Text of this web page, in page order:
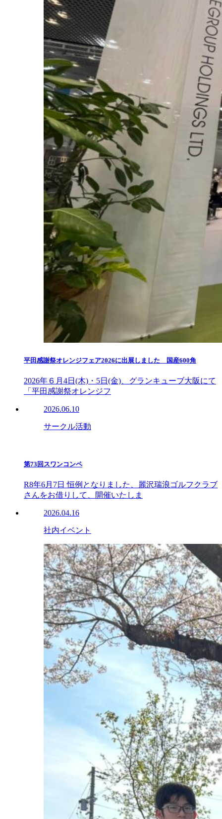
平田感謝祭オレンジフェア2026に出展しました 国産600角
2026年６月4日(木)・5日(金)、グランキューブ大阪にて
「平田感謝祭オレンジフ
2026.06.10
サークル活動
第73回スワンコンペ
R8年6月7日 恒例となりました、麗沢瑞浪ゴルフクラブ
さんをお借りして、開催いたしま
2026.04.16
社内イベント